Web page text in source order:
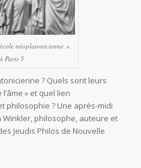
néoplatonicienne »,
Paris 5
? Quels sont leurs
» et quel lien
philosophie ? Une après-midi
philosophe, auteure et
Jeudis Philos de Nouvelle